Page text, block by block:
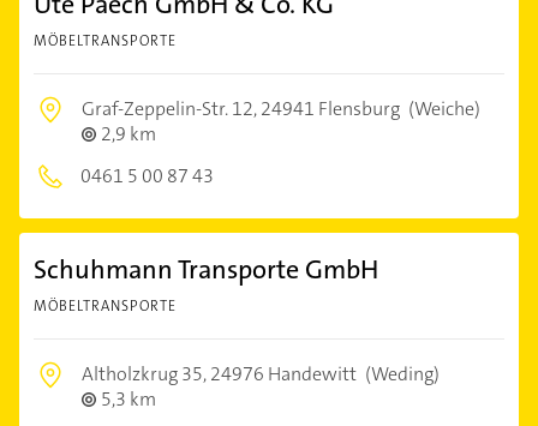
MÖBELTRANSPORTE
Graf-Zeppelin-Str. 12,24941 Flensburg (Weiche)
2,9 km
0461 5 00 87 43
Schuhmann Transporte GmbH
MÖBELTRANSPORTE
Altholzkrug 35,24976 Handewitt (Weding)
5,3 km